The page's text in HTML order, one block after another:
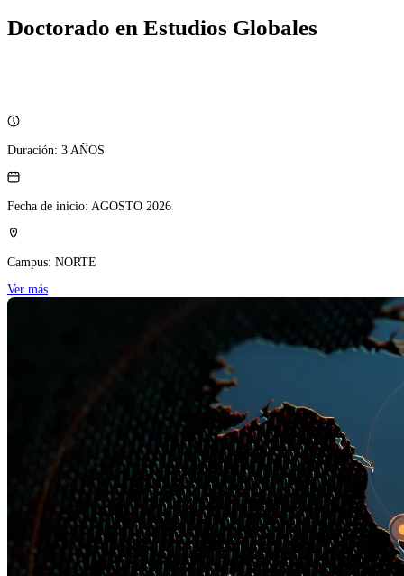
Doctorado en Estudios Globales
Duración: 3 AÑOS
Fecha de inicio: AGOSTO 2026
Campus: NORTE
Ver más